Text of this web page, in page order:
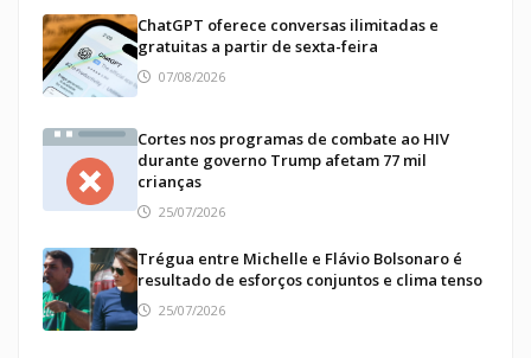
ChatGPT oferece conversas ilimitadas e
gratuitas a partir de sexta-feira
07/08/2026
Cortes nos programas de combate ao HIV
durante governo Trump afetam 77 mil
crianças
25/07/2026
Trégua entre Michelle e Flávio Bolsonaro é
resultado de esforços conjuntos e clima tenso
25/07/2026